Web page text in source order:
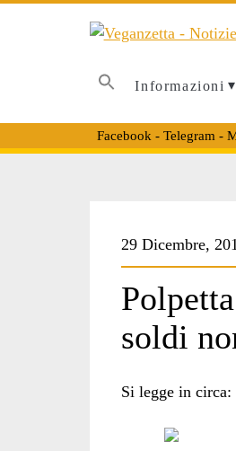
Informazioni
Facebook - Telegram -
vegan</
29 Dicembre,
soldi
Si legge in circa: